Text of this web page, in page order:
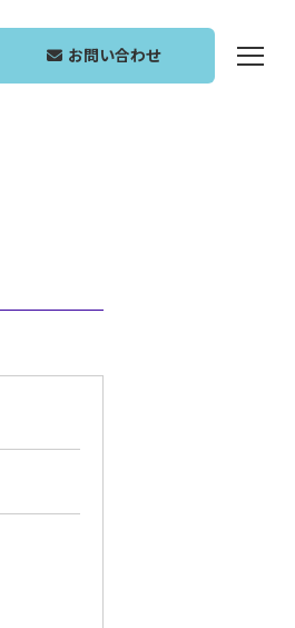
お問い合わせ